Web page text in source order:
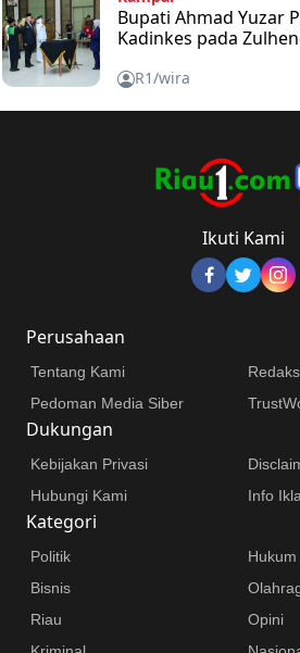
Bupati Ahmad Yuzar
Kadinkes pada
R1/wira
Ikuti Kami
Perusahaan
Tentang Kami
Pedoman Media Siber
Dukungan
Kebijakan Privasi
Hubungi Kami
Info
Kategori
Politik
Hukum
Bisnis
Riau
Opini